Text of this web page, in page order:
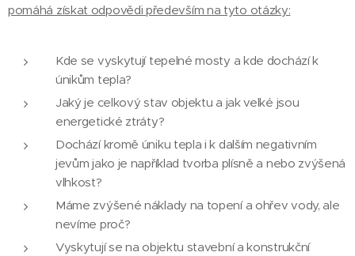
pomáhá získat odpovědi především na tyto otázky:
Kde se vyskytují tepelné mosty a kde dochází k
únikům tepla?
Jaký je celkový stav objektu a jak velké jsou
energetické ztráty?
Dochází kromě úniku tepla i k dalším negativním
jevům jako je například tvorba plísně a nebo zvýšená
vlhkost?
Máme zvýšené náklady na topení a ohřev vody, ale
nevíme proč?
Vyskytují se na objektu stavební a konstrukční